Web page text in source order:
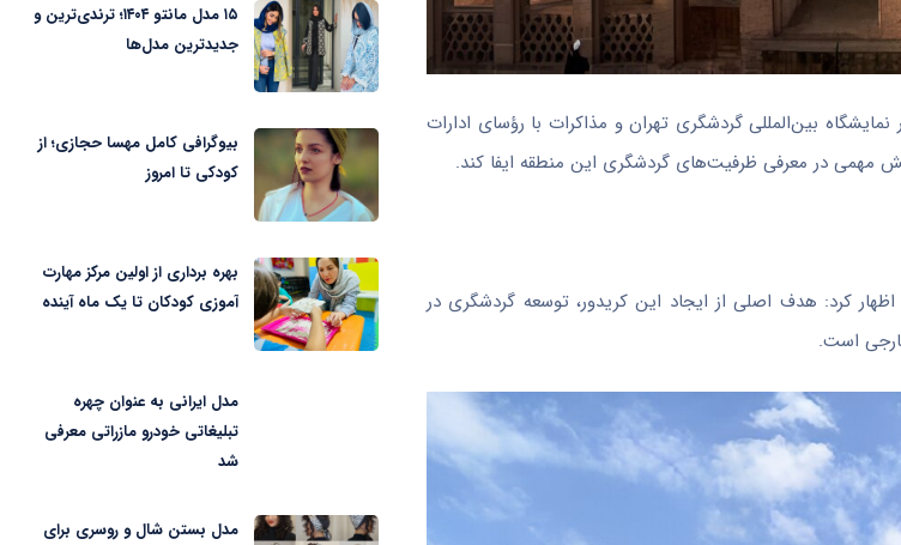
بین‌المللی گردشگری تهران و مذاکرات با رؤسای ادارات
مهمی در معرفی ظرفیت‌های گردشگری این منطقه ایفا کند.
کرد: هدف اصلی از ایجاد این کریدور، توسعه گردشگری در
است.
۱۵ مدل مانتو ۱۴۰۴؛ ترندی‌ترین و
جدیدترین مدل‌ها
بیوگرافی کامل مهسا حجازی؛ از
کودکی تا امروز
بهره برداری از اولین مرکز مهارت
آموزی کودکان تا یک ماه آینده
مدل ایرانی به عنوان چهره
تبلیغاتی خودرو مازراتی معرفی
شد
مدل بستن شال و روسری برای